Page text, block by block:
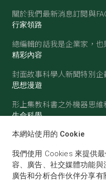
關於我們最新消息訂閱與
行家領路
總編輯的話我是企業家，也
精彩內容
封面故事科學人新聞特別企
思想漫遊
形上集教科書之外機器思維
生命科學
醫學古生物心理學生態學
物理 化學地球科學天文
本網站使用的 Cookie
我們使用 Cookies 來提供
容、廣告、社交媒體功能與
廣告和分析合作伙伴分享有